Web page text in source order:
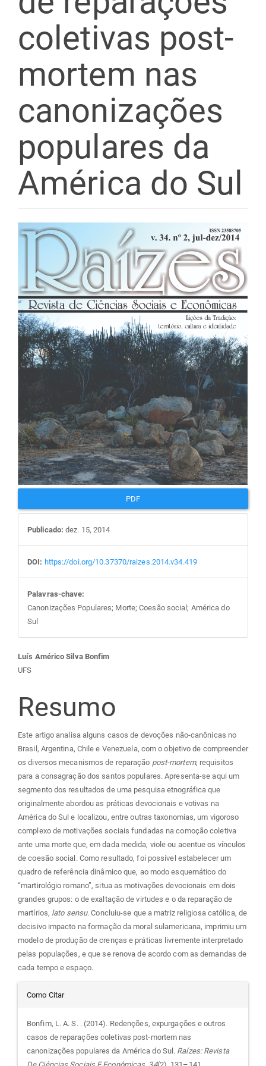
coletivas post-
mortem nas
canonizações
populares da
América do Sul
Barra
lateral
de
artigos
PDF
Publicado: dez. 15, 2014
DOI: https://doi.org/10.37370/raizes.2014.v34.419
Palavras-chave:
Canonizações Populares; Morte; Coesão social; América do
Sul
Conteúdo
do
artigo
principal
Luís Américo Silva Bonfim
UFS
Resumo
Este artigo analisa alguns casos de devoções não-canônicas no
Brasil, Argentina, Chile e Venezuela, com o objetivo de compreender
os diversos mecanismos de reparação post-mortem, requisitos
para a consagração dos santos populares. Apresenta-se aqui um
segmento dos resultados de uma pesquisa etnográfica que
originalmente abordou as práticas devocionais e votivas na
América do Sul e localizou, entre outras taxonomias, um vigoroso
complexo de motivações sociais fundadas na comoção coletiva
ante uma morte que, em dada medida, viole ou acentue os vínculos
de coesão social. Como resultado, foi possível estabelecer um
quadro de referência dinâmico que, ao modo esquemático do
“martirológio romano”, situa as motivações devocionais em dois
grandes grupos: o de exaltação de virtudes e o da reparação de
martírios, lato sensu. Concluiu-se que a matriz religiosa católica, de
decisivo impacto na formação da moral sulamericana, imprimiu um
modelo de produção de crenças e práticas livremente interpretado
pelas populações, e que se renova de acordo com as demandas de
cada tempo e espaço.
Detalhes
do
artigo
Como Citar
Bonfim, L. A. S. . (2014). Redenções, expurgações e outros
casos de reparações coletivas post-mortem nas
canonizações populares da América do Sul. Raízes: Revista